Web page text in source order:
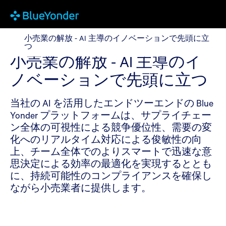
小売業の解放 - AI 主導のイノベーションで先頭に立つ
小売業の解放 - AI 主導のイノベーションで先頭に立
つ
小売業の解放 - AI 主導のイ
ノベーションで先頭に立つ
当社の AI を活用したエンドツーエンドの Blue
Yonder プラットフォームは、サプライチェー
ン全体の可視性による競争優位性、需要の変
化へのリアルタイム対応による俊敏性の向
上、チーム全体でのよりスマートで迅速な意
思決定による効率の最適化を実現するととも
に、持続可能性のコンプライアンスを確保し
ながら小売業者に提供します。